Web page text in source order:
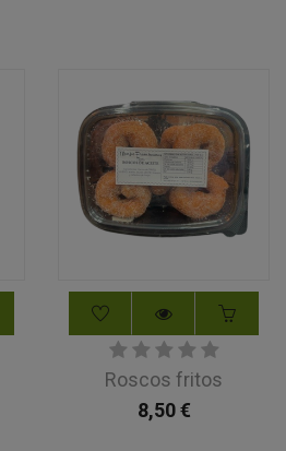
Roscos fritos
8,50€